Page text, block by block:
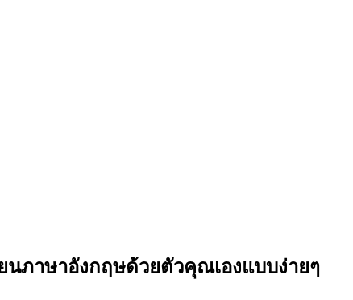
นภาษาอังกฤษด้วยตัวคุณเองแบบง่ายๆ